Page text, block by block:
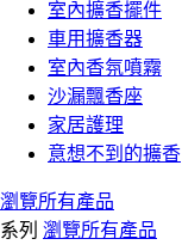
室內擴香擺件
車用擴香器
室內香氛噴霧
沙漏飄香座
家居護理
意想不到的擴香
瀏覽所有產品
系列 瀏覽所有產品